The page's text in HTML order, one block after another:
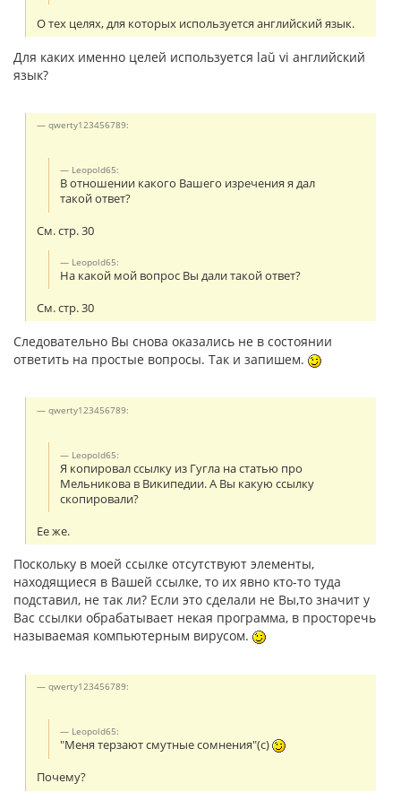
О тех целях, для которых используется английский язык.
Для каких именно целей используется laŭ vi английский
язык?
qwerty123456789:
Leopold65:
В отношении какого Вашего изречения я дал
такой ответ?
См. стр. 30
Leopold65:
На какой мой вопрос Вы дали такой ответ?
См. стр. 30
Следовательно Вы снова оказались не в состоянии
ответить на простые вопросы. Так и запишем.
qwerty123456789:
Leopold65:
Я копировал ссылку из Гугла на статью про
Мельникова в Википедии. А Вы какую ссылку
скопировали?
Ее же.
Поскольку в моей ссылке отсутствуют элементы,
находящиеся в Вашей ссылке, то их явно кто-то туда
подставил, не так ли? Если это сделали не Вы,то значит у
Вас ссылки обрабатывает некая программа, в просторечь
называемая компьютерным вирусом.
qwerty123456789:
Leopold65:
"Меня терзают смутные сомнения"(с)
Почему?